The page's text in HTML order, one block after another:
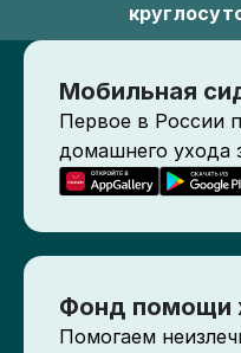
Мобильная
Первое в России
домашнего ухода
Фонд помощи
Помогаем